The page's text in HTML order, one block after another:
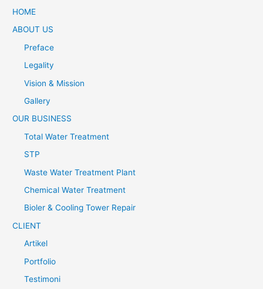
HOME
ABOUT US
Preface
Legality
Vision & Mission
Gallery
OUR BUSINESS
Total Water Treatment
STP
Waste Water Treatment Plant
Chemical Water Treatment
Bioler & Cooling Tower Repair
CLIENT
Artikel
Portfolio
Testimoni